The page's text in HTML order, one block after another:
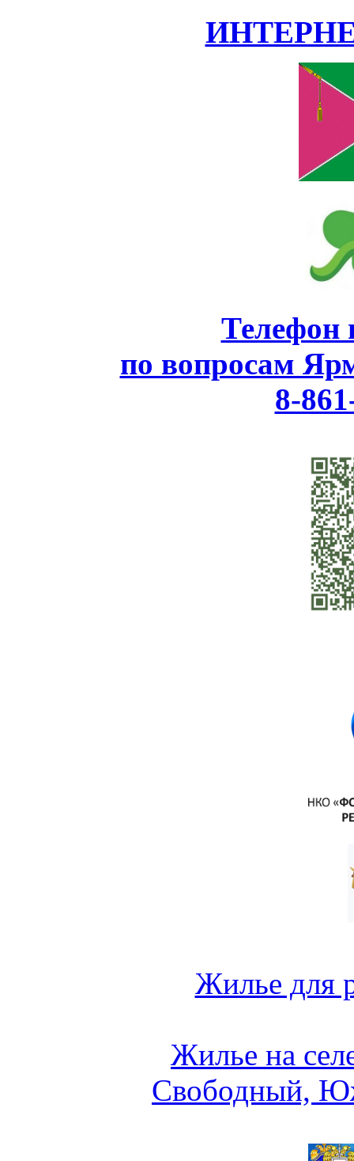
Телефон
по вопросам
8-
Жилье для
Жилье на
Свободный,